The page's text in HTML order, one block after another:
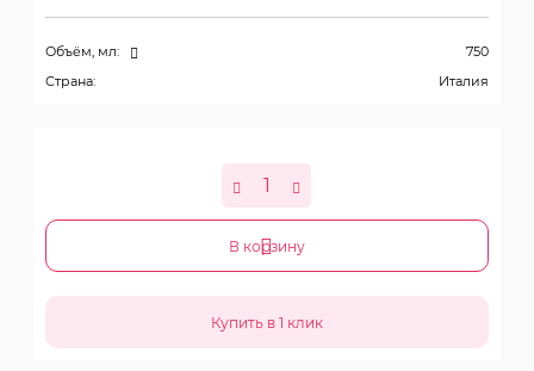
Объём, мл:
750
Страна:
Италия
В корзину